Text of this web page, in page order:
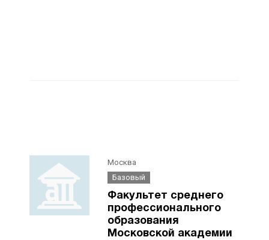
Москва
Базовый
Факультет среднего
профессионального
образования
Московской академии